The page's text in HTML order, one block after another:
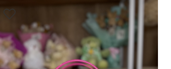
ХРИЗАНТЕМА КУСТОВАЯ
1ШТ, ЭКВАДОР 70СМ 1ШТ,
ЛИЛИЯ 1ШТ, РОЗА
КУСТОВАЯ 50СМ 1ШТ,
ХРИЗАНТЕМ...
35 СМ